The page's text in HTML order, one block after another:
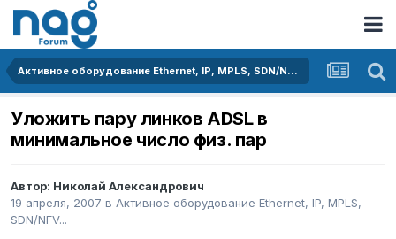
Активное оборудование Ethernet, IP, MPLS, SDN/NFV...
Уложить пару линков ADSL в
минимальное число физ. пар
Автор: Николай Александрович
19 апреля, 2007 в Активное оборудование Ethernet, IP, MPLS,
SDN/NFV...